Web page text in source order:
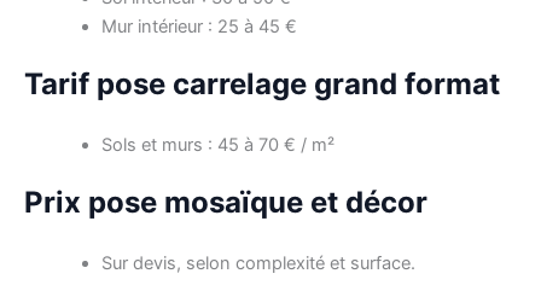
Mur intérieur : 25 à 45 €
Tarif pose carrelage grand format
Sols et murs : 45 à 70 € / m²
Prix pose mosaïque et décor
Sur devis, selon complexité et surface.